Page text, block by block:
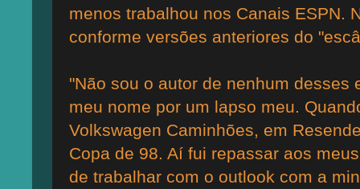
menos trabalhou nos Canais ESPN.
conforme versões anteriores do
"Não sou o autor de nenhum desses
meu nome por um lapso meu.
Volkswagen Caminhões, em
Copa de 98. Aí fui repassar aos
de trabalhar com o outlook com a